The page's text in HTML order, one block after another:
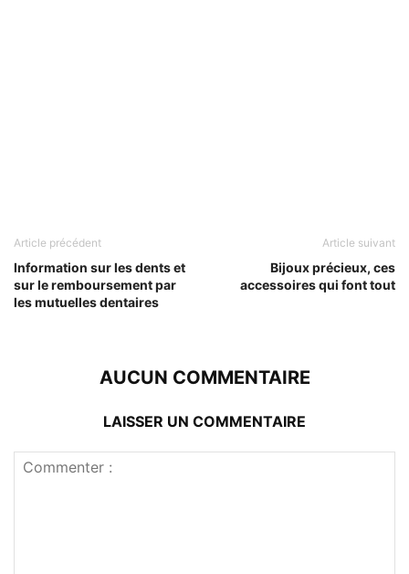
Article précédent
Information sur les dents et
sur le remboursement par
les mutuelles dentaires
Article suivant
Bijoux précieux, ces
accessoires qui font tout
AUCUN COMMENTAIRE
LAISSER UN COMMENTAIRE